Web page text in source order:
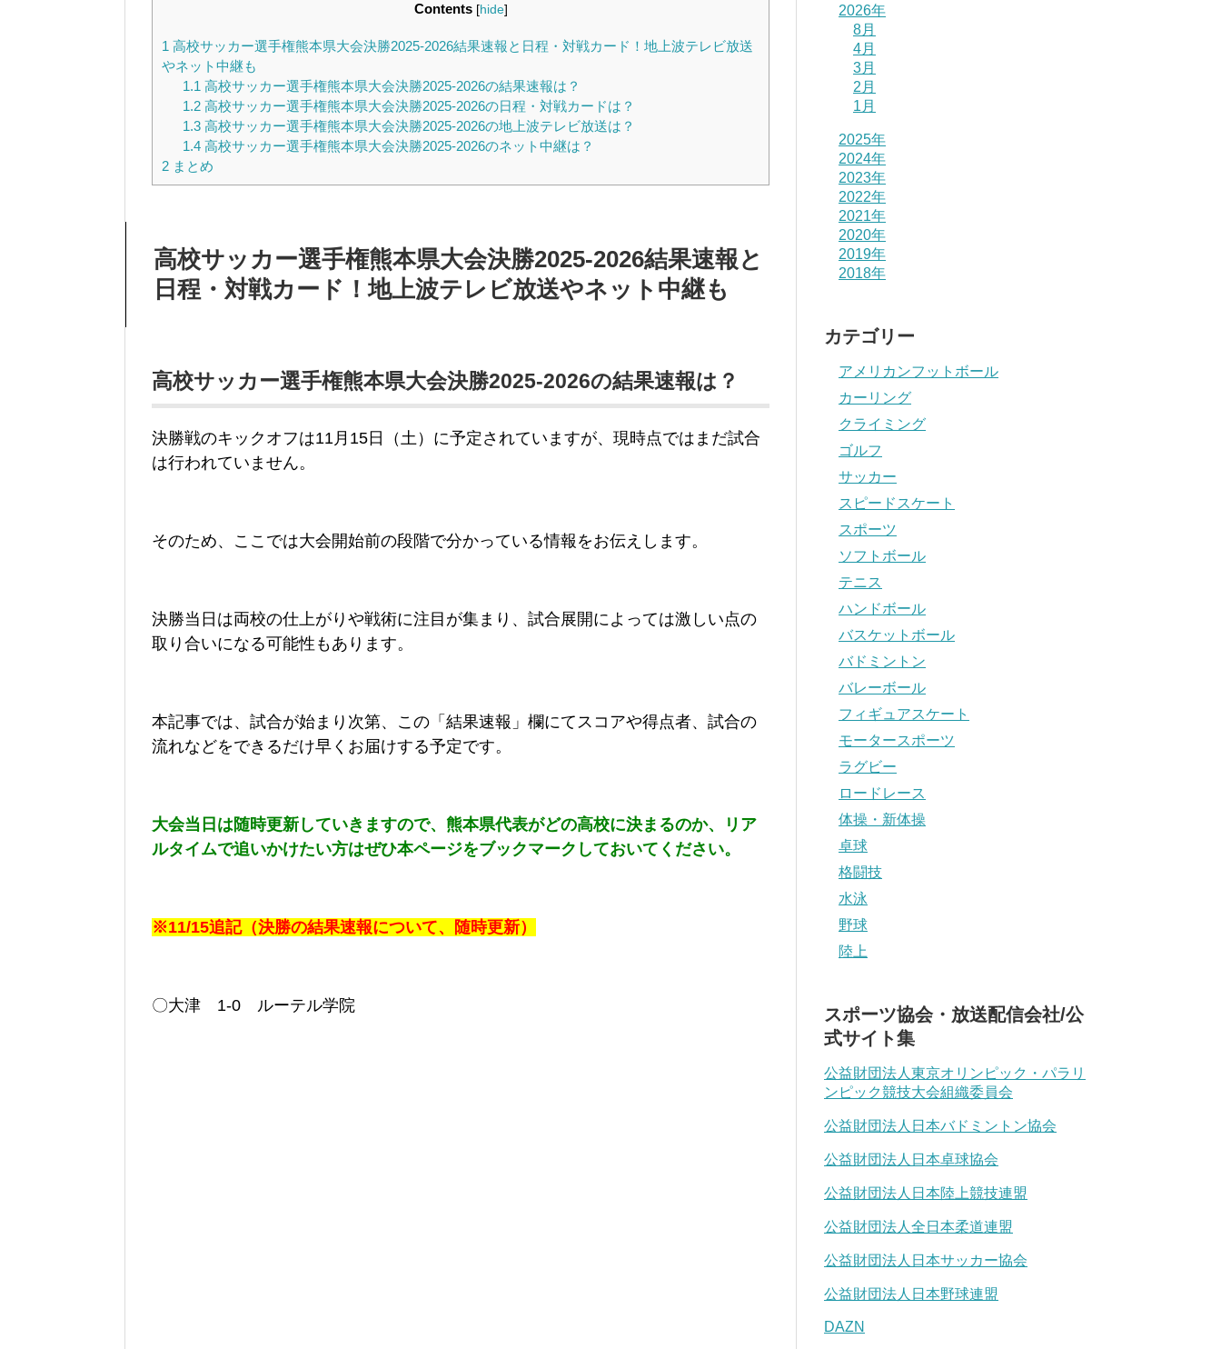
Contents [hide]
1 高校サッカー選手権熊本県大会決勝2025-2026結果速報と日程・対戦カード！地上波テレビ放送
やネット中継も
1.1 高校サッカー選手権熊本県大会決勝2025-2026の結果速報は？
1.2高校サッカー選手権熊本県大会決勝2025-2026の日程・対戦カードは？
1.3高校サッカー選手権熊本県大会決勝2025-2026の地上波テレビ放送は？
1.4高校サッカー選手権熊本県大会決勝2025-2026のネット中継は？
2 まとめ
高校サッカー選手権熊本県大会決勝2025-2026結果速報と
日程・対戦カード！地上波テレビ放送やネット中継も
高校サッカー選手権熊本県大会決勝2025-2026の結果速報は？
決勝戦のキックオフは11月15日（土）に予定されていますが、現時点ではまだ試合
は行われていません。
そのため、ここでは大会開始前の段階で分かっている情報をお伝えします。
決勝当日は両校の仕上がりや戦術に注目が集まり、試合展開によっては激しい点の
取り合いになる可能性もあります。
本記事では、試合が始まり次第、この「結果速報」欄にてスコアや得点者、試合の
流れなどをできるだけ早くお届けする予定です。
大会当日は随時更新していきますので、熊本県代表がどの高校に決まるのか、リア
ルタイムで追いかけたい方はぜひ本ページをブックマークしておいてください。
※11/15追記（決勝の結果速報について、随時更新）
〇大津 1-0 ルーテル学院
2026年
8月
4月
3月
2月
1月
2025年
2024年
2023年
2022年
2021年
2020年
2019年
2018年
カテゴリー
アメリカンフットボール
カーリング
クライミング
ゴルフ
サッカー
スピードスケート
スポーツ
ソフトボール
テニス
ハンドボール
バスケットボール
バドミントン
バレーボール
フィギュアスケート
モータースポーツ
ラグビー
ロードレース
体操・新体操
卓球
格闘技
水泳
野球
陸上
スポーツ協会・放送配信会社/公
式サイト集
公益財団法人東京オリンピック・パラリ
ンピック競技大会組織委員会
公益財団法人日本バドミントン協会
公益財団法人日本卓球協会
公益財団法人日本陸上競技連盟
公益財団法人全日本柔道連盟
公益財団法人日本サッカー協会
公益財団法人日本野球連盟
DAZN